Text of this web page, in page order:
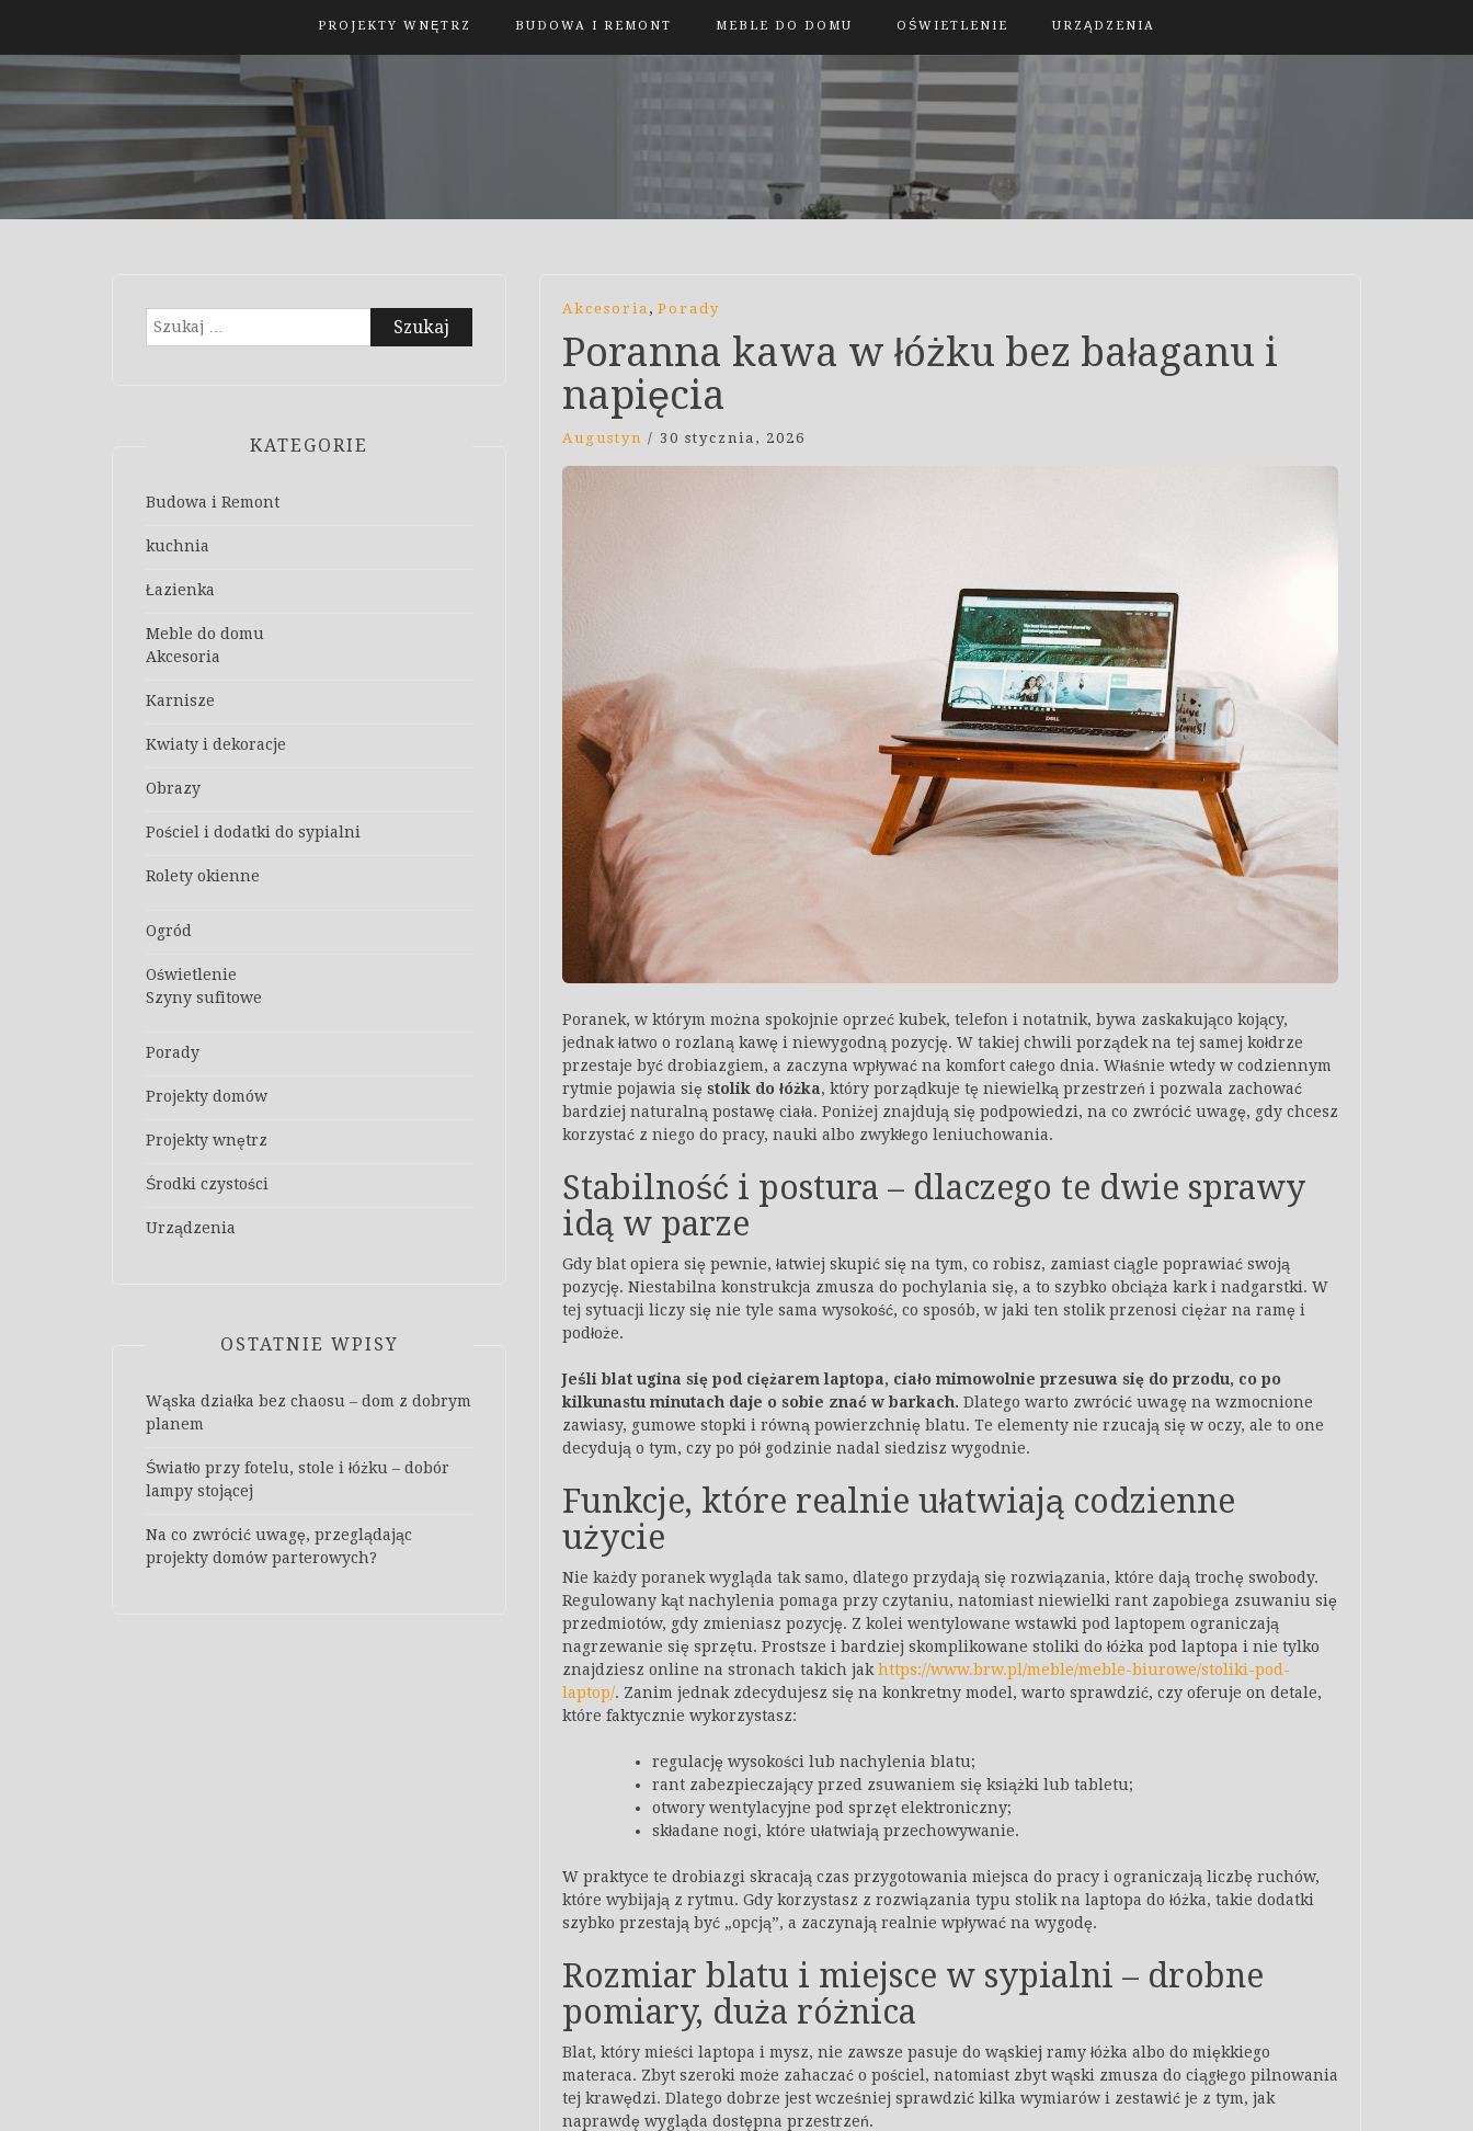
PROJEKTY WNĘTRZ BUDOWA I REMONT MEBLE DO DOMU OŚWIETLENIE URZĄDZENIA
Akcesoria , Porady
Poranna kawa w łóżku bez bałaganu i
napięcia
Augustyn / 30 stycznia, 2026
Poranek, w którym można spokojnie oprzeć kubek, telefon i notatnik, bywa zaskakująco kojący,
jednak łatwo o rozlaną kawę i niewygodną pozycję. W takiej chwili porządek na tej samej kołdrze
przestaje być drobiazgiem, a zaczyna wpływać na komfort całego dnia. Właśnie wtedy w codziennym
rytmie pojawia się stolik do łóżka, który porządkuje tę niewielką przestrzeń i pozwala zachować
bardziej naturalną postawę ciała. Poniżej znajdują się podpowiedzi, na co zwrócić uwagę, gdy chcesz
korzystać z niego do pracy, nauki albo zwykłego leniuchowania.
Stabilność i postura – dlaczego te dwie sprawy
idą w parze
Gdy blat opiera się pewnie, łatwiej skupić się na tym, co robisz, zamiast ciągle poprawiać swoją
pozycję. Niestabilna konstrukcja zmusza do pochylania się, a to szybko obciąża kark i nadgarstki. W
tej sytuacji liczy się nie tyle sama wysokość, co sposób, w jaki ten stolik przenosi ciężar na ramę i
podłoże.
Jeśli blat ugina się pod ciężarem laptopa, ciało mimowolnie przesuwa się do przodu, co po
kilkunastu minutach daje o sobie znać w barkach. Dlatego warto zwrócić uwagę na wzmocnione
zawiasy, gumowe stopki i równą powierzchnię blatu. Te elementy nie rzucają się w oczy, ale to one
decydują o tym, czy po pół godzinie nadal siedzisz wygodnie.
Funkcje, które realnie ułatwiają codzienne
użycie
Nie każdy poranek wygląda tak samo, dlatego przydają się rozwiązania, które dają trochę swobody.
Regulowany kąt nachylenia pomaga przy czytaniu, natomiast niewielki rant zapobiega zsuwaniu się
przedmiotów, gdy zmieniasz pozycję. Z kolei wentylowane wstawki pod laptopem ograniczają
nagrzewanie się sprzętu. Prostsze i bardziej skomplikowane stoliki do łóżka pod laptopa i nie tylko
znajdziesz online na stronach takich jak https://www.brw.pl/meble/meble-biurowe/stoliki-pod-
laptop/. Zanim jednak zdecydujesz się na konkretny model, warto sprawdzić, czy oferuje on detale,
które faktycznie wykorzystasz:
regulację wysokości lub nachylenia blatu;
rant zabezpieczający przed zsuwaniem się książki lub tabletu;
otwory wentylacyjne pod sprzęt elektroniczny;
składane nogi, które ułatwiają przechowywanie.
W praktyce te drobiazgi skracają czas przygotowania miejsca do pracy i ograniczają liczbę ruchów,
które wybijają z rytmu. Gdy korzystasz z rozwiązania typu stolik na laptopa do łóżka, takie dodatki
szybko przestają być „opcją”, a zaczynają realnie wpływać na wygodę.
Rozmiar blatu i miejsce w sypialni – drobne
pomiary, duża różnica
Blat, który mieści laptopa i mysz, nie zawsze pasuje do wąskiej ramy łóżka albo do miękkiego
materaca. Zbyt szeroki może zahaczać o pościel, natomiast zbyt wąski zmusza do ciągłego pilnowania
tej krawędzi. Dlatego dobrze jest wcześniej sprawdzić kilka wymiarów i zestawić je z tym, jak
naprawdę wygląda dostępna przestrzeń.
Szukaj:
KATEGORIE
Budowa i Remont
kuchnia
Łazienka
Meble do domu
Akcesoria
Karnisze
Kwiaty i dekoracje
Obrazy
Pościel i dodatki do sypialni
Rolety okienne
Ogród
Oświetlenie
Szyny sufitowe
Porady
Projekty domów
Projekty wnętrz
Środki czystości
Urządzenia
OSTATNIE WPISY
Wąska działka bez chaosu – dom z dobrym
planem
Światło przy fotelu, stole i łóżku – dobór
lampy stojącej
Na co zwrócić uwagę, przeglądając
projekty domów parterowych?